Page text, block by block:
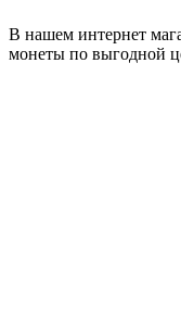
В нашем интернет
монеты по выгодной